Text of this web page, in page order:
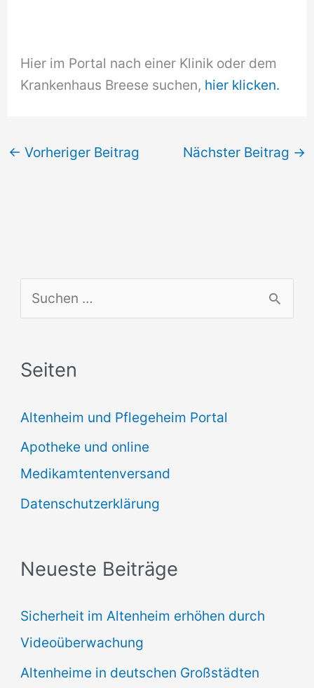
Hier im Portal nach einer Klinik oder dem
Krankenhaus Breese suchen, hier klicken.
← Vorheriger Beitrag Nächster Beitrag →
u
h
n
n
a
c
Seiten
Altenheim und Pflegeheim Portal
Apotheke und online
Medikamtentenversand
Datenschutzerklärung
Neueste Beiträge
Sicherheit im Altenheim erhöhen durch
Videoüberwachung
Altenheime in deutschen Großstädten